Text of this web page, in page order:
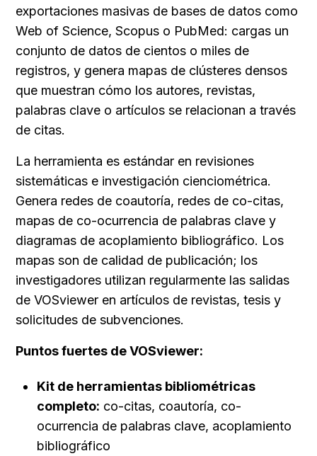
exportaciones masivas de bases de datos como
Web of Science, Scopus o PubMed: cargas un
conjunto de datos de cientos o miles de
registros, y genera mapas de clústeres densos
que muestran cómo los autores, revistas,
palabras clave o artículos se relacionan a través
de citas.
La herramienta es estándar en revisiones
sistemáticas e investigación cienciométrica.
Genera redes de coautoría, redes de co-citas,
mapas de co-ocurrencia de palabras clave y
diagramas de acoplamiento bibliográfico. Los
mapas son de calidad de publicación; los
investigadores utilizan regularmente las salidas
de VOSviewer en artículos de revistas, tesis y
solicitudes de subvenciones.
Puntos fuertes de VOSviewer:
Kit de herramientas bibliométricas
completo: co-citas, coautoría, co-
ocurrencia de palabras clave, acoplamiento
bibliográfico